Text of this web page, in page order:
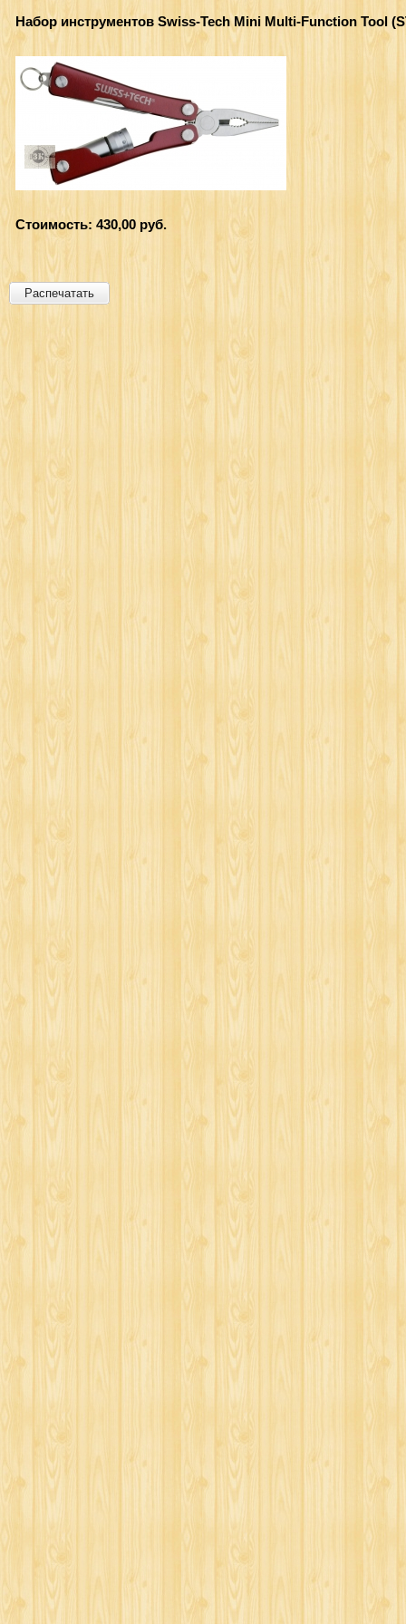
Набор инструментов Swiss-Tech Mini Multi-Function Tool
Стоимость: 430,00 руб.
Распечатать